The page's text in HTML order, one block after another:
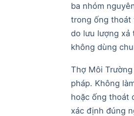
ba nhóm
trong ống thoát
do lưu lượng xả
không dùng
Thợ Môi
pháp. Không
hoặc ống thoát
xác định đúng